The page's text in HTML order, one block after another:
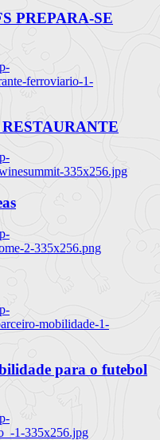
PREPARA-SE
ferroviario-1-
335x256.jpg
2-335x256.png
mobilidade-1-
para o futebol
1-335x256.jpg